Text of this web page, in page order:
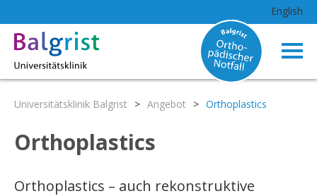
English
Universitätsklinik Balgrist > Angebot > Orthoplastics
Orthoplastics
Orthoplastics – auch rekonstruktive